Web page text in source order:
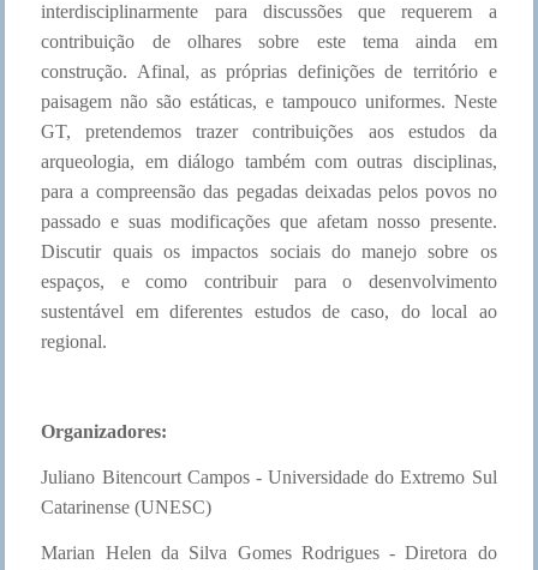
interdisciplinarmente para discussões que requerem a
contribuição de olhares sobre este tema ainda em
construção. Afinal, as próprias definições de território e
paisagem não são estáticas, e tampouco uniformes. Neste
GT, pretendemos trazer contribuições aos estudos da
arqueologia, em diálogo também com outras disciplinas,
para a compreensão das pegadas deixadas pelos povos no
passado e suas modificações que afetam nosso presente.
Discutir quais os impactos sociais do manejo sobre os
espaços, e como contribuir para o desenvolvimento
sustentável em diferentes estudos de caso, do local ao
regional.
Organizadores:
Juliano Bitencourt Campos - Universidade do Extremo Sul
Catarinense (UNESC)
Marian Helen da Silva Gomes Rodrigues - Diretora do